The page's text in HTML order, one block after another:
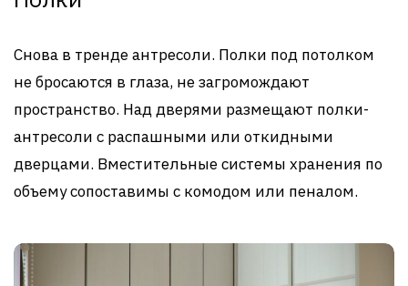
Снова в тренде антресоли. Полки под потолком
не бросаются в глаза, не загромождают
пространство. Над дверями размещают полки-
антресоли с распашными или откидными
дверцами. Вместительные системы хранения по
объему сопоставимы с комодом или пеналом.